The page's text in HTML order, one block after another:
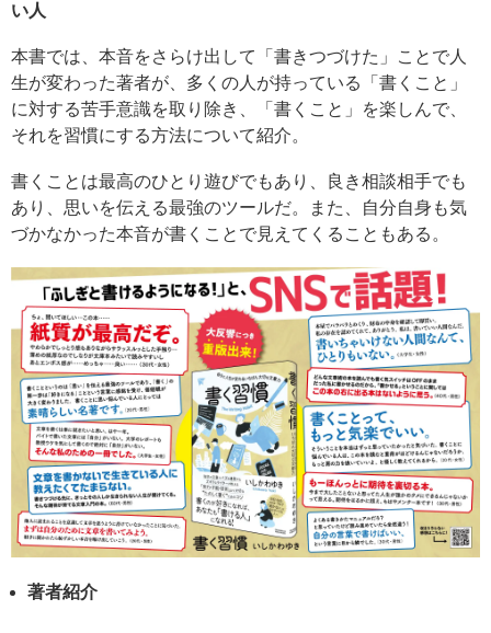
い人
本書では、本音をさらけ出して「書きつづけた」ことで人
生が変わった著者が、多くの人が持っている「書くこと」
に対する苦手意識を取り除き、「書くこと」を楽しんで、
それを習慣にする方法について紹介。
書くことは最高のひとり遊びでもあり、良き相談相手でも
あり、思いを伝える最強のツールだ。また、自分自身も気
づかなかった本音が書くことで見えてくることもある。
著者紹介